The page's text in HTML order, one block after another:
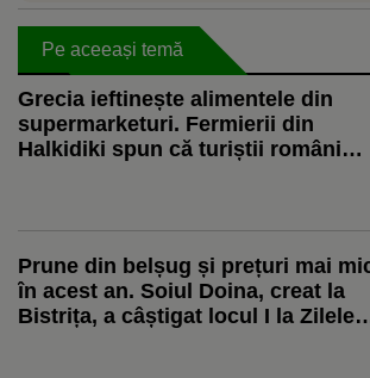
Pe aceeași temă
Grecia ieftinește alimentele din
supermarketuri. Fermierii din
Halkidiki spun că turiștii români
Prune din belșug și prețuri mai
în acest an. Soiul Doina, creat la
Bistrița, a câștigat locul I la Zilele